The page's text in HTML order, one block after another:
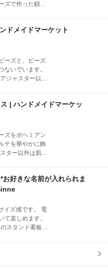
ズで作った鎖で
ているイメージ
ロフスキー、ボ
います。 アジャ
ズで作っていま
ドメイドマーケット
ーズと、ビーズ
ないでいます。
ジャスター以外
います。 お正月
ター以外は肌に
。
| ハンドメイドマーケッ
ズをボヘミアン
テを華やかに飾
ター以外は肌に
飾るショートネ
に当たる鎖部分
好きな名前が入れられま
イズ感です。 電
て楽しめます。
スタンド看板風
前を入れてプレ